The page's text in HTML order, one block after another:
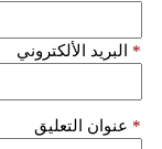
البريد الألكتروني *
عنوان التعليق *